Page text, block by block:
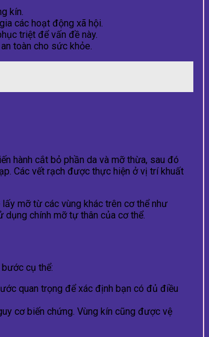
kín.
các hoạt động xã hội.
triệt để vấn đề này.
toàn cho sức khỏe.
hành cắt bỏ phần da và mỡ thừa, sau đó
Các vết rạch được thực hiện ở vị trí khuất
mỡ từ các vùng khác trên cơ thể như
chính mỡ tự thân của cơ thể.
cụ thể:
quan trọng để xác định bạn có đủ điều
cơ biến chứng. Vùng kín cũng được vệ